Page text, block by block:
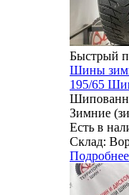
Быстрый
Шины
195/65
Зимние
Есть в
Склад:
Подробнее